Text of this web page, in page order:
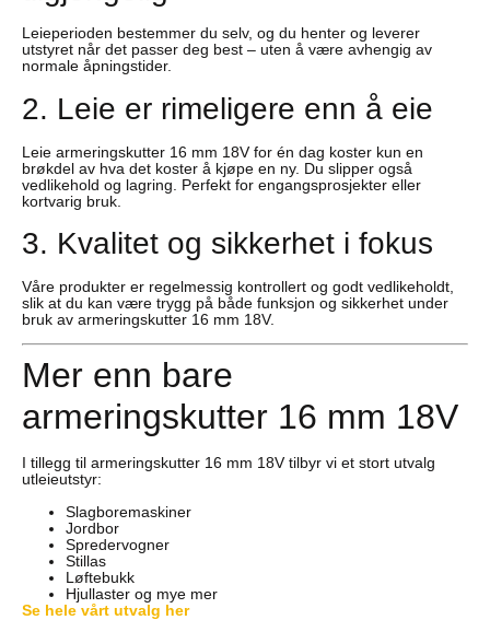
Leieperioden bestemmer du selv, og du henter og leverer
utstyret når det passer deg best – uten å være avhengig av
normale åpningstider.
2. Leie er rimeligere enn å eie
Leie armeringskutter 16 mm 18V for én dag koster kun en
brøkdel av hva det koster å kjøpe en ny. Du slipper også
vedlikehold og lagring. Perfekt for engangsprosjekter eller
kortvarig bruk.
3. Kvalitet og sikkerhet i fokus
Våre produkter er regelmessig kontrollert og godt vedlikeholdt,
slik at du kan være trygg på både funksjon og sikkerhet under
bruk av armeringskutter 16 mm 18V.
Mer enn bare
armeringskutter 16 mm 18V
I tillegg til armeringskutter 16 mm 18V tilbyr vi et stort utvalg
utleieutstyr:
Slagboremaskiner
Jordbor
Spredervogner
Stillas
Løftebukk
Hjullaster og mye mer
Se hele vårt utvalg her